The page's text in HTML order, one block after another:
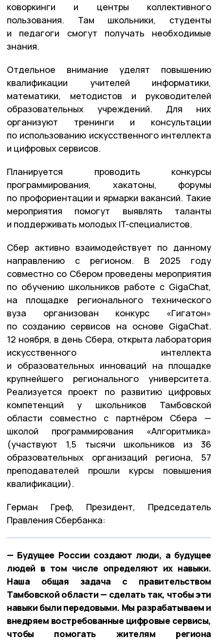
коворкинги и центры коллективного
пользования. Там школьники, студенты
и педагоги смогут получать необходимые
знания.
Отдельное внимание уделят повышению
квалификации учителей информатики,
математики, методистов и руководителей
образовательных учреждений. Для них
организуют тренинги и консультации
по использованию искусственного интеллекта
и цифровых сервисов.
Планируется проводить конкурсы
программирования, хакатоны, форумы
по профориентации и ярмарки вакансий. Такие
мероприятия помогут выявлять таланты
и поддерживать молодых IT-специалистов.
Сбер активно взаимодействует по данному
направлению с регионом. В 2025 году
совместно со Сбером проведены мероприятия
по обучению школьников работе с GigaChat,
на площадке регионального технического
вуза организован конкурс «Гигатон»
по созданию сервисов на основе GigaChat.
12 ноября, в день Сбера, открыта лаборатория
искусственного интеллекта
и образовательных инноваций на площадке
крупнейшего регионального университета.
Реализуется проект по развитию цифровых
компетенций у школьников Тамбовской
области совместно с партнёром Сбера —
школой программирования «Алгоритмика»
(участвуют 1,5 тысячи школьников из 36
образовательных организаций региона, 57
преподавателей прошли курсы повышения
квалификации).
Герман Греф, Президент, Председатель
Правления Сбербанка:
— Будущее России создают люди, а будущее
людей в том числе определяют их навыки.
Наша общая задача с правительством
Тамбовской области — сделать так, чтобы эти
навыки были передовыми. Мы разрабатываем и
внедряем востребованные цифровые сервисы,
чтобы помогать жителям региона